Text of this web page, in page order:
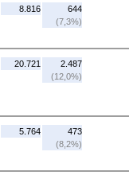
8.816
644
(7,3%)
20.721
2.487
(12,0%)
5.764
473
(8,2%)